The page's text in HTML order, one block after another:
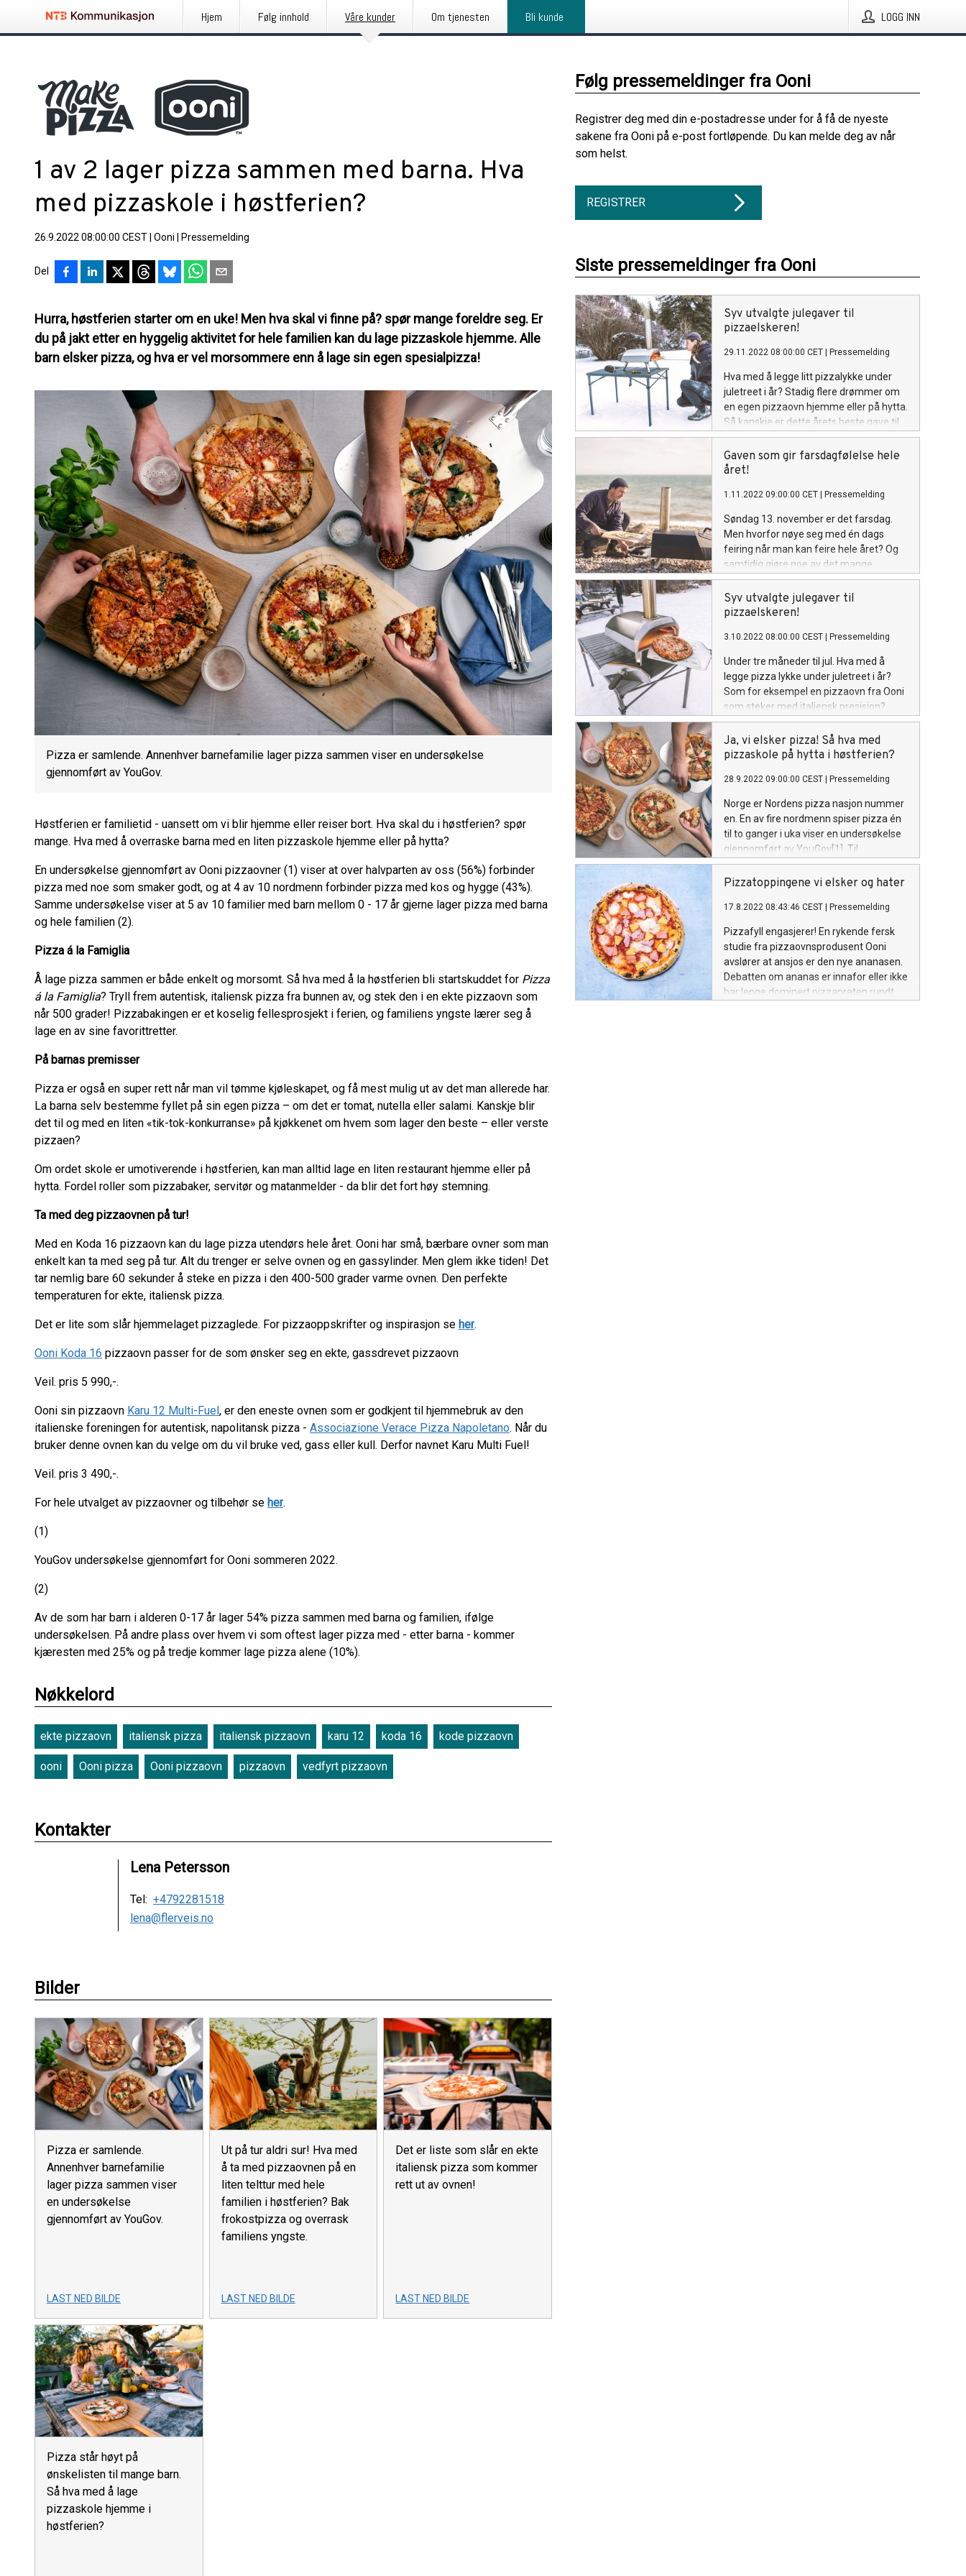
Hjem Følg innhold Våre kunder Om tjenesten Bli kunde LOGG INN
1 av 2 lager pizza sammen med barna. Hva
med pizzaskole i høstferien?
26.9.2022 08:00:00 CEST Ooni Pressemelding
Del
Hurra, høstferien starter om en uke! Men hva skal vi finne på? spør mange foreldre seg. Er
du på jakt etter en hyggelig aktivitet for hele familien kan du lage pizzaskole hjemme. Alle
barn elsker pizza, og hva er vel morsommere enn å lage sin egen spesialpizza!
Pizza er samlende. Annenhver barnefamilie lager pizza sammen viser en undersøkelse
gjennomført av YouGov.
Høstferien er familietid - uansett om vi blir hjemme eller reiser bort. Hva skal du i høstferien? spør
mange. Hva med å overraske barna med en liten pizzaskole hjemme eller på hytta?
En undersøkelse gjennomført av Ooni pizzaovner (1) viser at over halvparten av oss (56%) forbinder
pizza med noe som smaker godt, og at 4 av 10 nordmenn forbinder pizza med kos og hygge (43%).
Samme undersøkelse viser at 5 av 10 familier med barn mellom 0 - 17 år gjerne lager pizza med barna
og hele familien (2).
Pizza á la Famiglia
Å lage pizza sammen er både enkelt og morsomt. Så hva med å la høstferien bli startskuddet for Pizza
á la Famiglia? Tryll frem autentisk, italiensk pizza fra bunnen av, og stek den i en ekte pizzaovn som
når 500 grader! Pizzabakingen er et koselig fellesprosjekt i ferien, og familiens yngste lærer seg å
lage en av sine favorittretter.
På barnas premisser
Pizza er også en super rett når man vil tømme kjøleskapet, og få mest mulig ut av det man allerede har.
La barna selv bestemme fyllet på sin egen pizza – om det er tomat, nutella eller salami. Kanskje blir
det til og med en liten «tik-tok-konkurranse» på kjøkkenet om hvem som lager den beste – eller verste
pizzaen?
Om ordet skole er umotiverende i høstferien, kan man alltid lage en liten restaurant hjemme eller på
hytta. Fordel roller som pizzabaker, servitør og matanmelder - da blir det fort høy stemning.
Ta med deg pizzaovnen på tur!
Med en Koda 16 pizzaovn kan du lage pizza utendørs hele året. Ooni har små, bærbare ovner som man
enkelt kan ta med seg på tur. Alt du trenger er selve ovnen og en gassylinder. Men glem ikke tiden! Det
tar nemlig bare 60 sekunder å steke en pizza i den 400-500 grader varme ovnen. Den perfekte
temperaturen for ekte, italiensk pizza.
Det er lite som slår hjemmelaget pizzaglede. For pizzaoppskrifter og inspirasjon se her.
Ooni Koda 16 pizzaovn passer for de som ønsker seg en ekte, gassdrevet pizzaovn
Veil. pris 5 990,-.
Ooni sin pizzaovn Karu 12 Multi-Fuel, er den eneste ovnen som er godkjent til hjemmebruk av den
italienske foreningen for autentisk, napolitansk pizza - Associazione Verace Pizza Napoletano. Når du
bruker denne ovnen kan du velge om du vil bruke ved, gass eller kull. Derfor navnet Karu Multi Fuel!
Veil. pris 3 490,-.
For hele utvalget av pizzaovner og tilbehør se her.
(1)
YouGov undersøkelse gjennomført for Ooni sommeren 2022.
(2)
Av de som har barn i alderen 0-17 år lager 54% pizza sammen med barna og familien, ifølge
undersøkelsen. På andre plass over hvem vi som oftest lager pizza med - etter barna - kommer
kjæresten med 25% og på tredje kommer lage pizza alene (10%).
Nøkkelord
ekte pizzaovn italiensk pizza italiensk pizzaovn karu 12 koda 16 kode pizzaovn
ooni Ooni pizza Ooni pizzaovn pizzaovn vedfyrt pizzaovn
Kontakter
Lena Petersson
Tel: +4792281518
lena@flerveis.no
Bilder
Pizza er samlende.
Annenhver barnefamilie
lager pizza sammen viser
en undersøkelse
gjennomført av YouGov.
LAST NED BILDE
Ut på tur aldri sur! Hva med
å ta med pizzaovnen på en
liten telttur med hele
familien i høstferien? Bak
frokostpizza og overrask
familiens yngste.
LAST NED BILDE
Det er liste som slår en ekte
italiensk pizza som kommer
rett ut av ovnen!
LAST NED BILDE
Pizza står høyt på
ønskelisten til mange barn.
Så hva med å lage
pizzaskole hjemme i
høstferien?
Følg pressemeldinger fra Ooni
Registrer deg med din e-postadresse under for å få de nyeste
sakene fra Ooni på e-post fortløpende. Du kan melde deg av når
som helst.
REGISTRER
Siste pressemeldinger fra Ooni
Syv utvalgte julegaver til
pizzaelskeren!
29.11.2022 08:00:00 CET Pressemelding
Hva med å legge litt pizzalykke under
juletreet i år? Stadig flere drømmer om
en egen pizzaovn hjemme eller på hytta.
Så kanskje er dette årets beste gave til
din kjære, familien, svigerfar eller til deg
selv?
Gaven som gir farsdagfølelse hele
året!
1.11.2022 09:00:00 CET Pressemelding
Søndag 13. november er det farsdag.
Men hvorfor nøye seg med én dags
feiring når man kan feire hele året? Og
samtidig gjøre noe av det mange
familier liker best – nemlig å spise pizza.
I følge en undersøkelse gjennomført av
YouGov troner nordmenn på pizza
den være hjemmelagd.
Syv utvalgte julegaver til
pizzaelskeren!
3.10.2022 08:00:00 CEST Pressemelding
Under tre måneder til jul. Hva med å
legge pizza lykke under juletreet i år?
Som for eksempel en pizzaovn fra Ooni
som steker med italiensk presisjon?
Ovnene lar seg heller ikke stoppe av
kong vinter. Når kuldegradene kryper
nedover leverer de lett 500 grader.
ekte napolitansk pizza.
Ja, vi elsker pizza! Så hva med
pizzaskole på hytta i høstferien?
28.9.2022 09:00:00 CEST Pressemelding
Norge er Nordens pizza nasjon nummer
en. En av fire nordmenn spiser pizza én
til to ganger i uka viser en undersøkelse
gjennomført av YouGov[1]. Til
sammenligning spiser bare en av ti
svensker pizza like ofte. Og mest pizza
undersøkelsen. Hele 34% spiser pizza en
fulgt av sørlendingene med 28%, og
vestlendingene med 27%.
Pizzatoppingene vi elsker og hater
17.8.2022 08:43:46 CEST Pressemelding
Pizzafyll engasjerer! En rykende fersk
studie fra pizzaovnsprodusent Ooni
avslører at ansjos er den nye ananasen.
Debatten om ananas er innafor eller ikke
har lenge dominert pizzapraten rundt